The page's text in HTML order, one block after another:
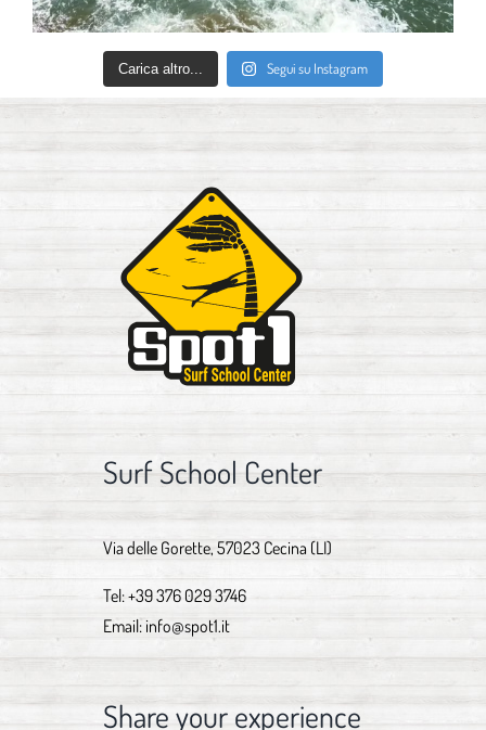
Carica altro... Segui su Instagram
Surf School Center
Via delle Gorette, 57023 Cecina (LI)
Tel:+39 376 029 3746
Email: info@spot1.it
Share your experience